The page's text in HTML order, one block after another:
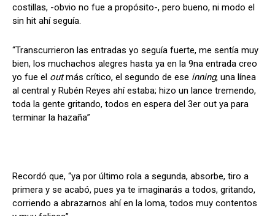
costillas, -obvio no fue a propósito-, pero bueno, ni modo el
sin hit ahí seguía.
“Transcurrieron las entradas yo seguía fuerte, me sentía muy
bien, los muchachos alegres hasta ya en la 9na entrada creo
yo fue el outmás crítico, el segundo de ese inning, una línea
al central y Rubén Reyes ahí estaba; hizo un lance tremendo,
toda la gente gritando, todos en espera del 3er out ya para
terminar la hazaña”
Recordó que, “ya por último rola a segunda, absorbe, tiro a
primera y se acabó, pues ya te imaginarás a todos, gritando,
corriendo a abrazarnos ahí en la loma, todos muy contentos